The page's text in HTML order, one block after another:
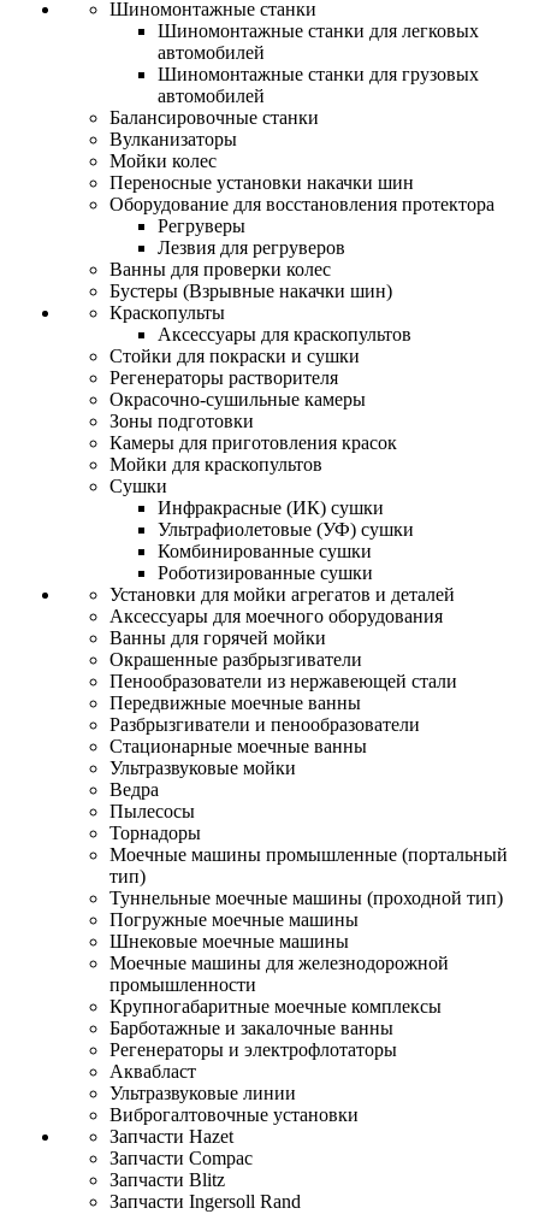
Шиномонтажные станки
Шиномонтажные станки для легковых
автомобилей
Шиномонтажные станки для грузовых
автомобилей
Балансировочные станки
Вулканизаторы
Мойки колес
Переносные установки накачки шин
Оборудование для восстановления протектора
Регруверы
Лезвия для регруверов
Ванны для проверки колес
Бустеры (Взрывные накачки шин)
Краскопульты
Аксессуары для краскопультов
Стойки для покраски и сушки
Регенераторы растворителя
Окрасочно-сушильные камеры
Зоны подготовки
Камеры для приготовления красок
Мойки для краскопультов
Сушки
Инфракрасные (ИК) сушки
Ультрафиолетовые (УФ) сушки
Комбинированные сушки
Роботизированные сушки
Установки для мойки агрегатов и деталей
Аксессуары для моечного оборудования
Ванны для горячей мойки
Окрашенные разбрызгиватели
Пенообразователи из нержавеющей стали
Передвижные моечные ванны
Разбрызгиватели и пенообразователи
Стационарные моечные ванны
Ультразвуковые мойки
Ведра
Пылесосы
Торнадоры
Моечные машины промышленные (портальный
тип)
Туннельные моечные машины (проходной тип)
Погружные моечные машины
Шнековые моечные машины
Моечные машины для железнодорожной
промышленности
Крупногабаритные моечные комплексы
Барботажные и закалочные ванны
Регенераторы и электрофлотаторы
Аквабласт
Ультразвуковые линии
Виброгалтовочные установки
Запчасти Hazet
Запчасти Compac
Запчасти Blitz
Запчасти Ingersoll Rand